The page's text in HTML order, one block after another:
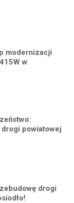
modernizacji
w
powiatowej
drogi